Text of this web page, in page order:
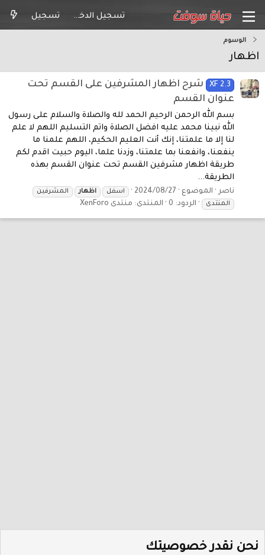
تسجيل الدخول تسجيل
الوسوم
اظهار
XF 2.3
شرح اظهار المشرفين على القسم تحت
عنوان القسم
بسم الله الرحمن الرحيم الحمد لله والصلاة والسلام على رسول
الله نبينا محمد عليه افضل الصلاة واتم التسليم اللهم لا علم
لنا إلا ما علمتنا، إنك أنت العليم الحكيم، اللهم علمنا ما
ينفعنا، وانفعنا بما علمتنا، وزدنا علما، اليوم حبيت اقدم لكم
طريقة اظهار مشرفين القسم تحت عنوان القسم بهذه
الطريقة...
ناصر الموضوع 2024/08/27 اسفل اظهار
المشرفين
المنتدى
الردود: 0 المنتدى: منتدى XenForo
نحن نقدر خصوصيتك